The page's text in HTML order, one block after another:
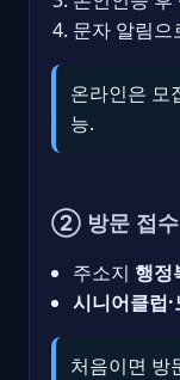
문자 알림으
온라인은 모
능.
② 방문 접수
주소지 행정
시니어클럽
처음이면 방